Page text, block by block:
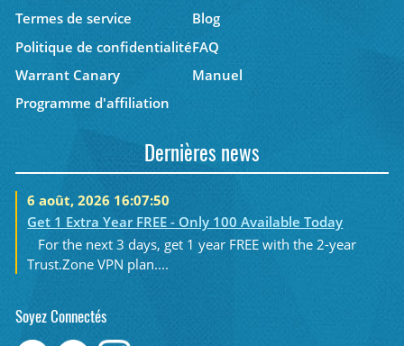
Termes de service
Blog
Politique de confidentialitéFAQ
Warrant Canary
Manuel
Programme d'affiliation
Dernières news
6 août, 2026 16:07:50
Get 1 Extra Year FREE - Only 100 Available Today
For the next 3 days, get 1 year FREE with the 2-year
Trust.Zone VPN plan....
Soyez Connectés